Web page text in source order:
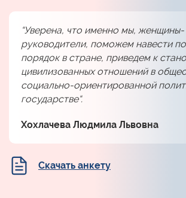
“Уверена, что именно мы, женщины-
руководители, поможем навести
порядок в стране, приведем к
цивилизованных отношений в
социально-ориентированной
государстве“.
Хохлачева Людмила Львовна
Скачать анкету